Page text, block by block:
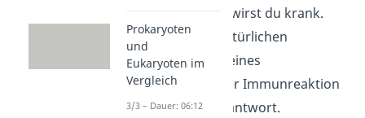
Doch nicht immer wirst du krank.
Das liegt an der natürlichen
Abwehrreaktion deines
Immunsystems, der Immunreaktion
oder auch Immunantwort.
Prokaryoten
und
Eukaryoten im
Vergleich
3/3 – Dauer: 06:12